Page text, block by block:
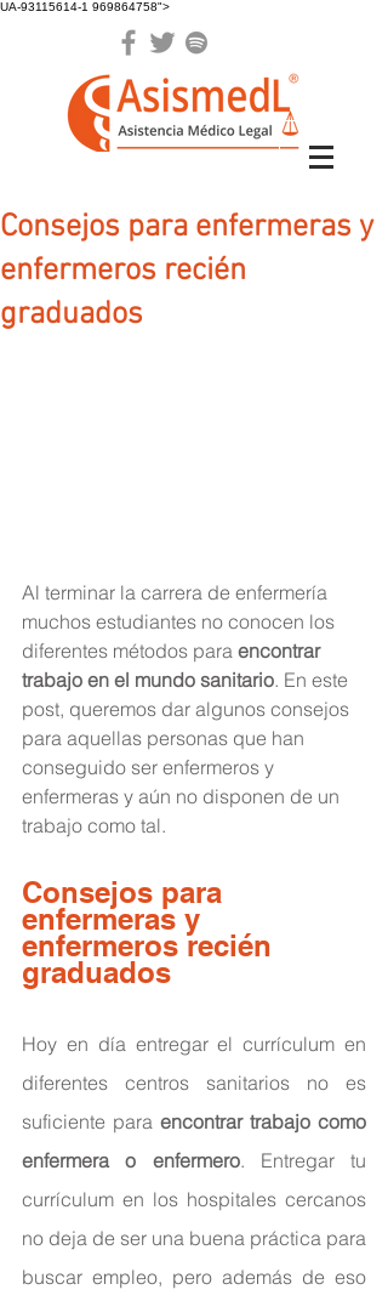
UA-93115614-1 969864758">
Consejos para enfermeras y
enfermeros recién
graduados
Al terminar la carrera de enfermería
muchos estudiantes no conocen los
diferentes métodos para encontrar
trabajo en el mundo sanitario. En este
post, queremos dar algunos consejos
para aquellas personas que han
conseguido ser enfermeros y
enfermeras y aún no disponen de un
trabajo como tal.
Consejos para
enfermeras y
enfermeros recién
graduados
Hoy en día entregar el currículum en
diferentes centros sanitarios no es
suficiente para encontrar trabajo como
enfermera o enfermero. Entregar tu
currículum en los hospitales cercanos
no deja de ser una buena práctica para
buscar empleo, pero además de eso